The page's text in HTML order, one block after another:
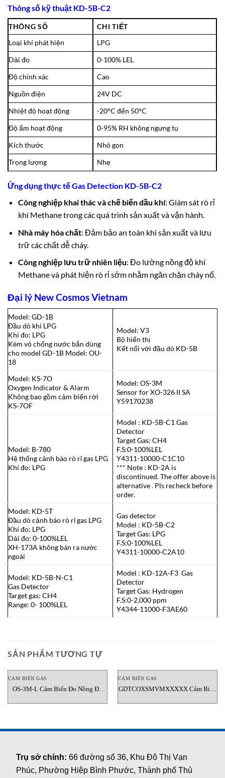
Thông số kỹ thuật KD-5B-C2
THÔNG SỐ
CHI TIẾT
Loại khí phát hiện
LPG
Dải đo
0-100% LEL
Độ chính xác
Cao
Nguồn điện
24V DC
Nhiệt độ hoạt động
-20°C đến 50°C
Độ ẩm hoạt động
0-95% RH không ngưng tụ
Kích thước
Nhỏ gọn
Trọng lượng
Nhẹ
Ứng dụng thực tế Gas Detection KD-5B-C2
Công nghiệp khai thác và chế biến dầu khí: Giám sát rò rỉ
khí Methane trong các quá trình sản xuất và vận hành.
Nhà máy hóa chất: Đảm bảo an toàn khi sản xuất và lưu
trữ các chất dễ cháy.
Công nghiệp lưu trữ nhiên liệu: Đo lường nồng độ khí
Methane và phát hiện rò rỉ sớm nhằm ngăn chặn cháy nổ.
Đại lý New Cosmos Vietnam
Model: GD-1B
Đầu dò khí LPG
Khí đo: LPG
Kèm vỏ chống nước bắn dùng
cho model GD-1B Model: OU-
18
Model: V3
Bộ hiển thị
Kết nối với đầu dò KD-5B
Model: KS-7O
Oxygen Indicator & Alarm
Không bao gồm cảm biến rời
KS-7OF
Model: OS-3M
Sensor for XO-326 II SA
Y59170238
Model: B-780
Hệ thống cảnh báo rò rỉ gas LPG
Khí đo: LPG
Model : KD-5B-C1 Gas
Detector
Target Gas: CH4
F.S:0-100%LEL
Y4311-10000-C1C10
*** Note : KD-2A is
discontinued. The offer above is
alternative . Pls recheck before
order.
Model: KD-5T
Đầu dò cảnh báo rò rỉ gas LPG
Khí đo: LPG
Dải đo: 0-100%LEL
XH-173A không bán ra nước
ngoài
Gas detector
Model : KD-5B-C2
Target Gas: LPG
F.S:0-100%LEL
Y4311-10000-C2A10
Model: KD-5B-N-C1
Gas Detector
Target gas: CH4
Range: 0- 100%LEL
Model : KD-12A-F3 Gas
Detector
Target Gas: Hydrogen
F.S:0-2,000 ppm
Y4344-11000-F3AE60
SẢN PHẨM TƯƠNG TỰ
CẢM BIẾN GAS
OS-3M-L Cảm Biến Đo Nồng Độ
CẢM BIẾN GAS
GDTCOXSMVMXXXXX Cảm Biến
Trụ sở chính:66 đường số 36, Khu Đô Thị Vạn
Phúc, Phường Hiệp Bình Phước, Thành phố Thủ